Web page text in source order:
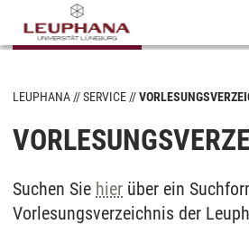
LEUPHANA SERVICE
Suchen Sie hier über ein
Vorlesungsverzeichnis der